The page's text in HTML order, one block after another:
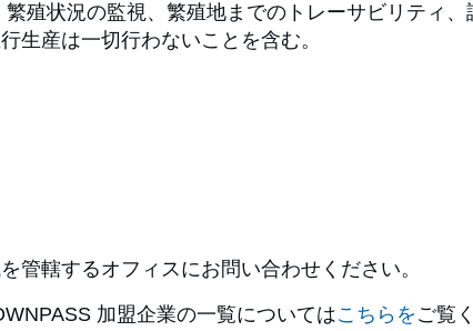
殖状況の監視、繁殖地までのトレーサビリティ
生産は一切行わないことを含む。
管轄するオフィスにお問い合わせください。
加盟企業の一覧についてはこちらを ご覧